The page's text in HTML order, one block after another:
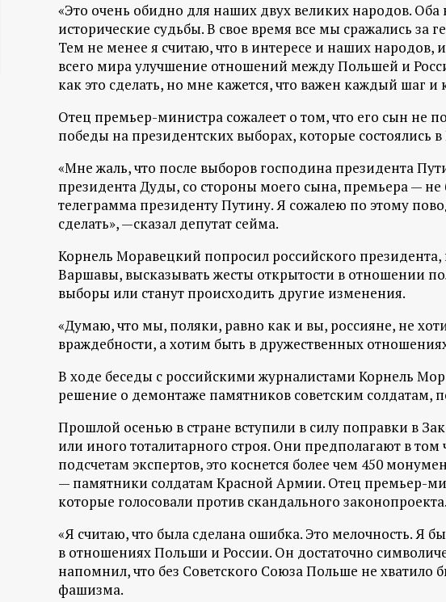
и
о
н
н
ы
й
п
о
р
т
а
л
«Это очень обидно для наших двух великих народов.
исторические судьбы. В свое время все мы сражались за
Тем не менее я считаю, что в интересе и наших народов,
всего мира улучшение отношений между Польшей и
как это сделать, но мне кажется, что важен каждый шаг
Отец премьер-министра сожалеет о том, что его сын не
победы на президентских выборах, которые состоялись в
«Мне жаль, что после выборов господина президента
президента Дуды, со стороны моего сына, премьера — не
телеграмма президенту Путину. Я сожалею по этому
сделать», —сказал депутат сейма.
Корнель Моравецкий попросил российского
Варшавы, высказывать жесты открытости в отношении
выборы или станут происходить другие изменения.
«Думаю, что мы, поляки, равно как и вы, россияне, не
враждебности, а хотим быть в дружественных
В ходе беседы с российскими журналистами Корнель
решение о демонтаже памятников советским
Прошлой осенью в стране вступили в силу поправки в
или иного тоталитарного строя. Они предполагают в том
подсчетам экспертов, это коснется более чем 450
— памятники солдатам Красной Армии. Отец премьер-
которые голосовали против скандального законопроекта.
«Я считаю, что была сделана ошибка. Это мелочность. Я
в отношениях Польши и России. Он достаточно
напомнил, что без Советского Союза Польше не хватило
фашизма.